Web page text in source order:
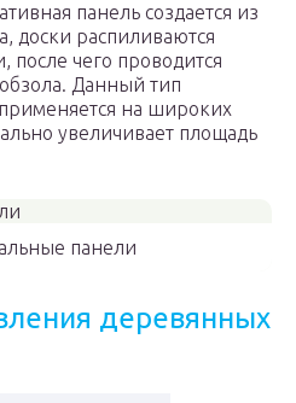
панель создается из
доски распиливаются
после чего проводится
Данный тип
на широких
увеличивает площадь
панели
деревянных